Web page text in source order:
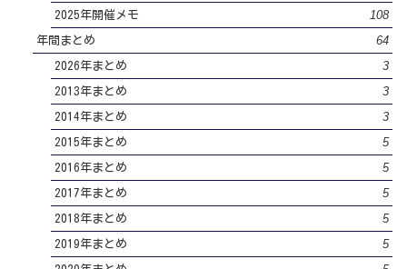
2025年開催メモ 108
年間まとめ 64
2026年まとめ 3
2013年まとめ 3
2014年まとめ 3
2015年まとめ 5
2016年まとめ 5
2017年まとめ 5
2018年まとめ 5
2019年まとめ 5